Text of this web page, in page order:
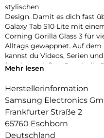
stylischen
Design. Damit es dich fast
Galaxy Tab S10 Lite mit
Corning Gorilla Glass 3 für
Alltags gewappnet. Auf
kannst du Videos, Serien
flüssig genießen. Damit die
bleibt, treibt das starke
Projekten kann dich das
bringen.
Mit der Unterstützung von
Search2 kannst du
Mehr lesen
Herstellerinformation
Samsung Electronics
Frankfurter Straße 2
65760 Eschborn
Deutschland